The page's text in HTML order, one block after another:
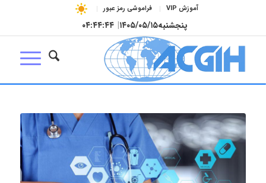
آموزش VIP فراموشی رمز عبور
پنجشنبه۱۴۰۵/۰۵/۱۵| ۰۴:۴۴:۴۵